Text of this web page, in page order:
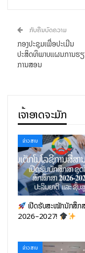
ກັບຄືນບົດຄວາມ
ກອງປະຊຸມເພື່ອປະເມີນ
ປະສິດທິພາບແຜນການຮ
ການສອນ
ເຈົ້າອາດຈະມັກ
ຂ່າວສານ
ເປີດຮັບສະໝັກນັກສຶກ
2026–2027!
ຂ່າວສານ